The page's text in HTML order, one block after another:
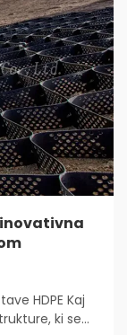
HDPE Kaj
ki se